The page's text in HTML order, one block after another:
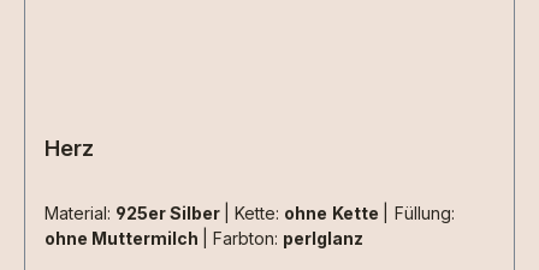
Herz
Material: 925er Silber Kette: ohne Kette
Füllung:
ohne Muttermilch
Farbton: perlglanz